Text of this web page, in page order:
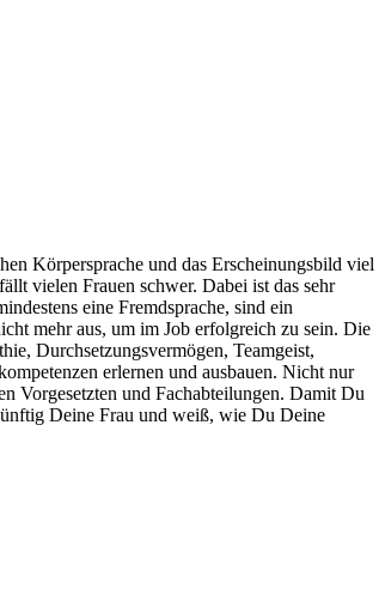
Körpersprache und das Erscheinungsbild viel
vielen Frauen schwer. Dabei ist das sehr
eine Fremdsprache, sind ein
mehr aus, um im Job erfolgreich zu sein. Die
Durchsetzungsvermögen, Teamgeist,
erlernen und ausbauen. Nicht nur
Vorgesetzten und Fachabteilungen. Damit Du
Deine Frau und weiß, wie Du Deine